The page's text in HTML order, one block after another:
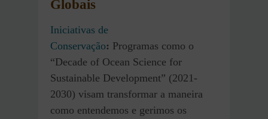
Globais
Iniciativas de
Conservação: Programas como o
“Decade of Ocean Science for
Sustainable Development” (2021-
2030) visam transformar a maneira
como entendemos e gerimos os